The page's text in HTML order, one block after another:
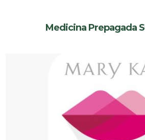
Medicina Prepagada